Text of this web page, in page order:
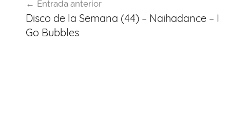
de
entradas
Entrada anterior
Disco de la Semana (44) – Naihadance – I
Go Bubbles